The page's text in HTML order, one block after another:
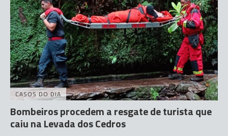
CASOS DO DIA
Bombeiros procedem a resgate de turista que
caiu na Levada dos Cedros